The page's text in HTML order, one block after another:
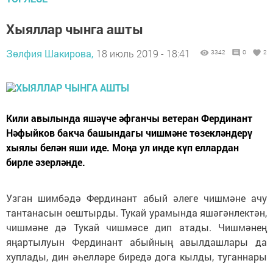
Хыяллар чынга ашты
Зөлфия Шакирова, 18 июль 2019 - 18:41 3342 0 2
Кили авылында яшәүче әфганчы ветеран Фердинант
Нәфыйков бакча башындагы чишмәне төзекләндерү
хыялы белән яши иде. Моңа ул инде күп еллардан
бирле әзерләнде.
Узган шимбәдә Фердинант абый әлеге чишмәне ачу
тантанасын оештырды. Тукай урамында яшәгәнлектән,
чишмәне дә Тукай чишмәсе дип атады. Чишмәнең
яңартылуын Фердинант абыйның авылдашлары да
хуплады, дин әһелләре биредә дога кылды, туганнары